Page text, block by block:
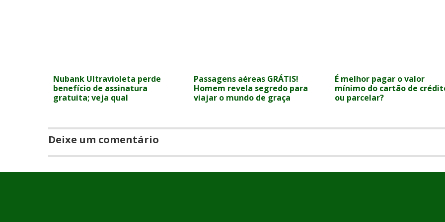
Nubank Ultravioleta perde
benefício de assinatura
gratuita; veja qual
Passagens aéreas GRÁTIS!
Homem revela segredo para
viajar o mundo de graça
É melhor pagar o valor
mínimo do cartão de
ou parcelar?
Deixe um comentário